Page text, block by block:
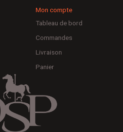
Mon compte
Tableau de bord
Commandes
Livraison
Panier